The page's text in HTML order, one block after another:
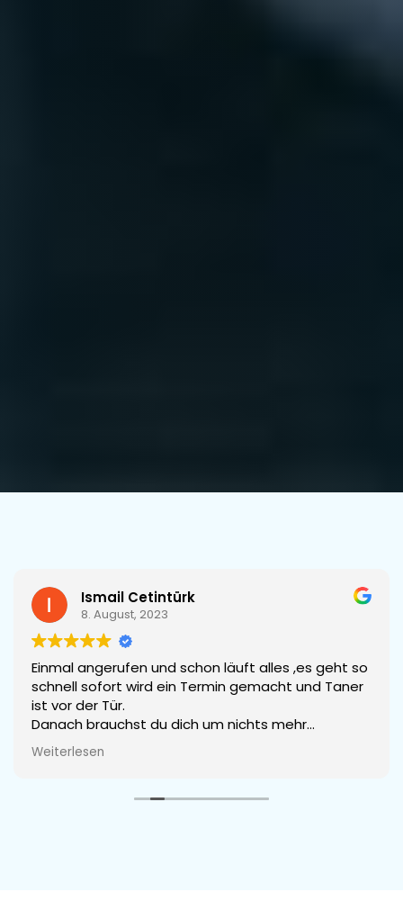
Ismail Cetintürk
8. August, 2023
Einmal angerufen und schon läuft alles ,es geht so
schnell sofort wird ein Termin gemacht und Taner
ist vor der Tür.
Danach brauchst du dich um nichts mehr
kümmern. Ein paar Wochen und der Fall ist erledigt.
Ob der Schuldige im Ausland ist oder in
Ich kann ihm immer wieder nur empfehlen. Wenn
Weiterlesen